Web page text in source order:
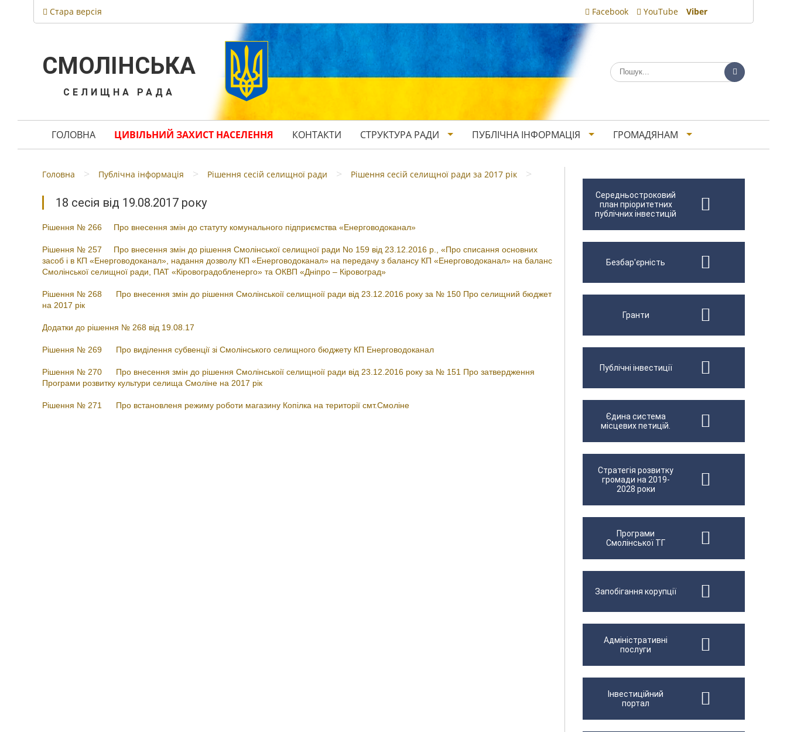
Стара версія Facebook YouTube Viber
СМОЛІНСЬКА
СЕЛИЩНА РАДА
ГОЛОВНА ЦИВІЛЬНИЙ ЗАХИСТ НАСЕЛЕННЯ КОНТАКТИ СТРУКТУРА РАДИ ПУБЛІЧНА ІНФОРМАЦІЯ ГРОМАДЯНАМ
Головна > Публічна інформація > Рішення сесій селищної ради > Рішення сесій селищної ради за 2017 рік >
18 сесія від 19.08.2017 року
Рiшення № 266 Про внесення змін до статуту комунального підприємства «Енерговодоканал»
Рiшення № 257 Про внесення змін до рішення Смолінської селищної ради No 159 від 23.12.2016 р., «Про списання основних
засоб і в КП «Енерговодоканал», надання дозволу КП «Енерговодоканал» на передачу з балансу КП «Енерговодоканал» на баланс
Смолінської селищної ради, ПАТ «Кіровоградобленерго» та ОКВП «Дніпро – Кіровоград»
Рiшення № 268 Про внесення змiн до рiшення Смолiнськоiї селищноiї ради вiд 23.12.2016 року за № 150 Про селищний бюджет
на 2017 рiк
Додатки до рiшення № 268 вiд 19.08.17
Рiшення № 269 Про видiлення субвенцiї зi Смолiнського селищного бюджету КП Енерговодоканал
Рiшення № 270 Про внесення змiн до рiшення Смолiнськоiї селищноiї ради вiд 23.12.2016 року за № 151 Про затвердження
Програми розвитку культури селища Смолiне на 2017 рiк
Рішення № 271 Про встановленя режиму роботи магазину Копілка на території смт.Смоліне
Середньостроковий
план пріоритетних
публічних інвестицій
Безбар'єрність
Гранти
Публічні інвестиції
Єдина система
місцевих петицій.
Стратегія розвитку
громади на 2019-
2028 роки
Програми
Смолінської ТГ
Запобігання корупції
Адміністративні
послуги
Інвестиційний
портал